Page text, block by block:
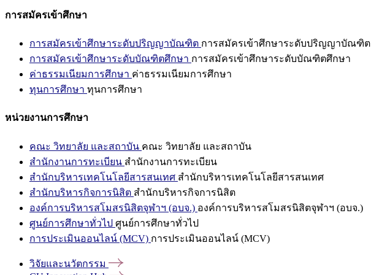
การสมัครเข้าศึกษา
การสมัครเข้าศึกษาระดับปริญญาบัณฑิต การสมัครเข้าศึกษาระดับปริญญาบัณฑิต
การสมัครเข้าศึกษาระดับบัณฑิตศึกษา การสมัครเข้าศึกษาระดับบัณฑิตศึกษา
ค่าธรรมเนียมการศึกษา ค่าธรรมเนียมการศึกษา
ทุนการศึกษา ทุนการศึกษา
หน่วยงานการศึกษา
คณะ วิทยาลัย และสถาบัน คณะ วิทยาลัย และสถาบัน
สำนักงานการทะเบียน สำนักงานการทะเบียน
สำนักบริหารเทคโนโลยีสารสนเทศ สำนักบริหารเทคโนโลยีสารสนเทศ
สำนักบริหารกิจการนิสิต สำนักบริหารกิจการนิสิต
องค์การบริหารสโมสรนิสิตจุฬาฯ (อบจ.) องค์การบริหารสโมสรนิสิตจุฬาฯ (อบจ.)
ศูนย์การศึกษาทั่วไป ศูนย์การศึกษาทั่วไป
การประเมินออนไลน์ (MCV) การประเมินออนไลน์ (MCV)
วิจัยและนวัตกรรม